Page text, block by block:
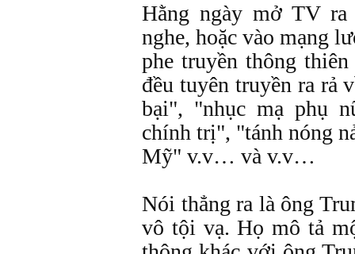
Hằng ngày mở TV ra
nghe, hoặc vào mạng
phe truyền thông
đều tuyên truyền ra rả
bại", "nhục mạ phụ
chính trị", "tánh nóng
Mỹ" v.v… và v.v…
Nói thẳng ra là ông
vô tội vạ. Họ mô tả